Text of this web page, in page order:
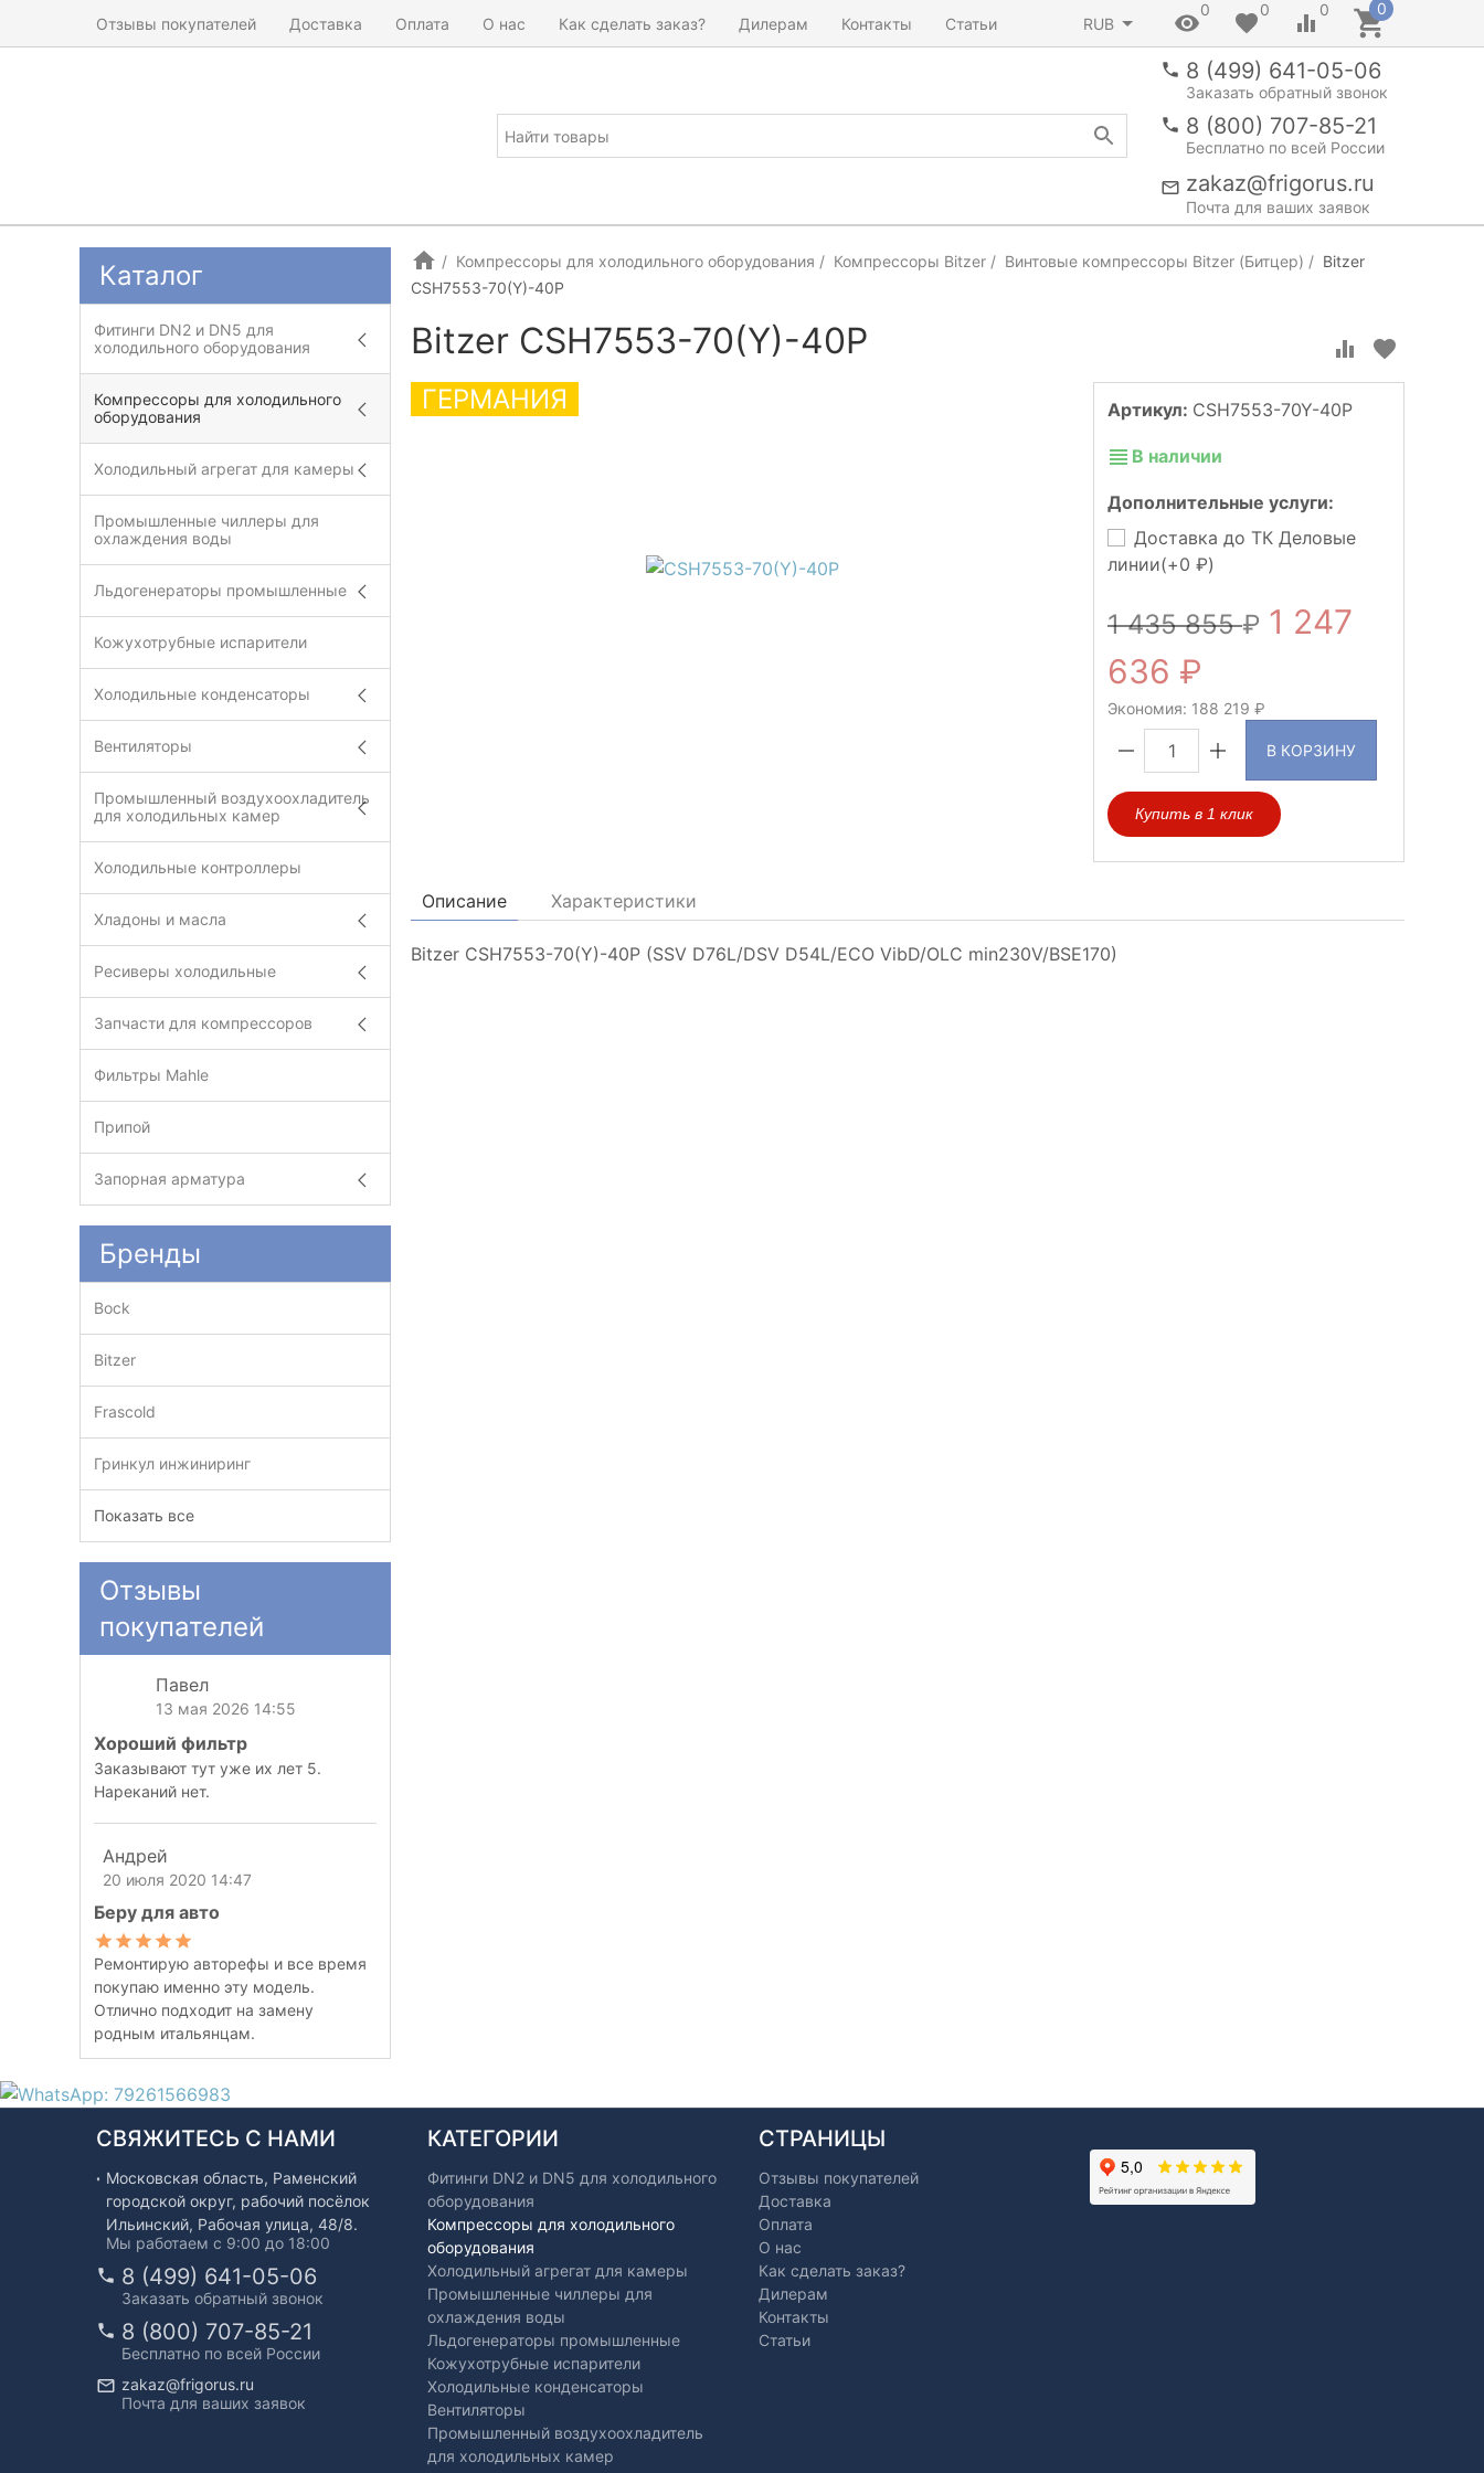
Отзывы покупателей Доставка Оплата О нас Как сделать заказ? Дилерам Контакты Статьи RUB
0 0 0 0
8 (499) 641-05-06
Заказать обратный звонок
8 (800) 707-85-21
Бесплатно по всей России
zakaz@frigorus.ru
Почта для ваших заявок
Компрессоры для холодильного оборудования Компрессоры Bitzer Винтовые компрессоры Bitzer (Битцер)
Bitzer
CSH7553-70(Y)-40P
Bitzer CSH7553-70(Y)-40P
ГЕРМАНИЯ Артикул: CSH7553-70Y-40P
В наличии
Дополнительные услуги:
Доставка до ТК Деловые
линии(+0 )
1 435 855
1 247
636
Экономия: 188 219
В КОРЗИНУ
Купить в 1 клик
Описание Характеристики
Bitzer CSH7553-70(Y)-40P (SSV D76L/DSV D54L/ECO VibD/OLC min230V/BSE170)
Каталог
Фитинги DN2 и DN5 для
холодильного оборудования
Компрессоры для холодильного
оборудования
Холодильный агрегат для камеры
Промышленные чиллеры для
охлаждения воды
Льдогенераторы промышленные
Кожухотрубные испарители
Холодильные конденсаторы
Вентиляторы
Промышленный воздухоохладитель
для холодильных камер
Холодильные контроллеры
Хладоны и масла
Ресиверы холодильные
Запчасти для компрессоров
Фильтры Mahle
Припой
Запорная арматура
Бренды
Bock
Bitzer
Frascold
Гринкул инжиниринг
Показать все
Отзывы
покупателей
Павел
13 мая 2026 14:55
Хороший фильтр
Заказывают тут уже их лет 5.
Нареканий нет.
Андрей
20 июля 2020 14:47
Беру для авто
Ремонтирую авторефы и все время
покупаю именно эту модель.
Отлично подходит на замену
родным итальянцам.
СВЯЖИТЕСЬ С НАМИ
Московская область, Раменский
городской округ, рабочий посёлок
Ильинский, Рабочая улица, 48/8.
Мы работаем с 9:00 до 18:00
8 (499) 641-05-06
Заказать обратный звонок
8 (800) 707-85-21
Бесплатно по всей России
zakaz@frigorus.ru
Почта для ваших заявок
КАТЕГОРИИ
Фитинги DN2 и DN5 для холодильного
оборудования
Компрессоры для холодильного
оборудования
Холодильный агрегат для камеры
Промышленные чиллеры для
охлаждения воды
Льдогенераторы промышленные
Кожухотрубные испарители
Холодильные конденсаторы
Вентиляторы
Промышленный воздухоохладитель
для холодильных камер
СТРАНИЦЫ
Отзывы покупателей
Доставка
Оплата
О нас
Как сделать заказ?
Дилерам
Контакты
Статьи